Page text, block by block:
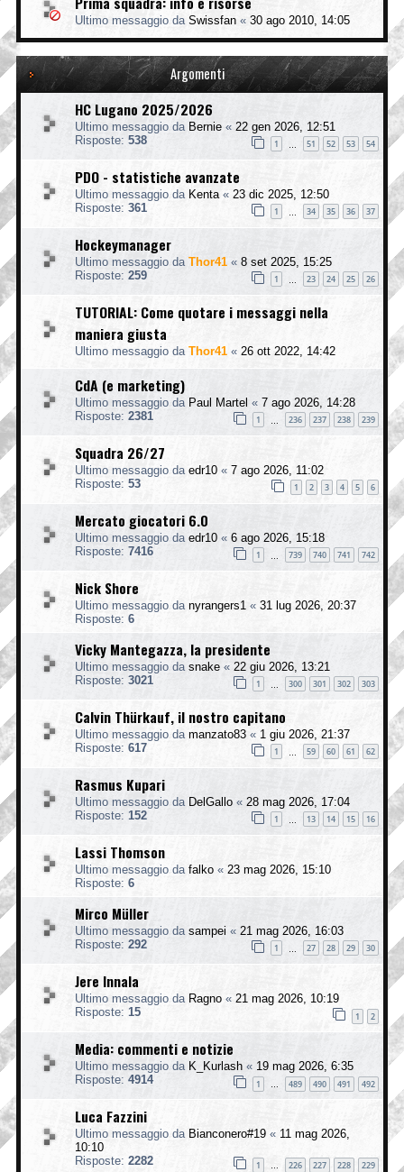
Ultimo messaggio da Swissfan « 30 ago 2010, 14:05
Argomenti
HC Lugano 2025/2026
Ultimo messaggio da Bernie « 22 gen 2026, 12:51
Risposte: 538 1 51 52 53 54
PDO - statistiche avanzate
Ultimo messaggio da Kenta « 23 dic 2025, 12:50
Risposte: 361 1 34 35 36 37
Hockeymanager
Ultimo messaggio da Thor41 « 8 set 2025, 15:25
Risposte: 259 1 23 24 25 26
TUTORIAL: Come quotare i messaggi nella
maniera giusta
Ultimo messaggio da Thor41 « 26 ott 2022, 14:42
CdA (e marketing)
Ultimo messaggio da Paul Martel « 7 ago 2026, 14:28
Risposte: 2381 1 236 237 238 239
Squadra 26/27
Ultimo messaggio da edr10 « 7 ago 2026, 11:02
Risposte: 53 1 2 3 4 5 6
Mercato giocatori 6.0
Ultimo messaggio da edr10 « 6 ago 2026, 15:18
Risposte: 7416 1 739 740 741 742
Nick Shore
Ultimo messaggio da nyrangers1 « 31 lug 2026, 20:37
Risposte: 6
Vicky Mantegazza, la presidente
Ultimo messaggio da snake « 22 giu 2026, 13:21
Risposte: 3021 1 300 301 302 303
Calvin Thürkauf, il nostro capitano
Ultimo messaggio da manzato83 « 1 giu 2026, 21:37
Risposte: 617 1 59 60 61 62
Rasmus Kupari
Ultimo messaggio da DelGallo « 28 mag 2026, 17:04
Risposte: 152 1 13 14 15 16
Lassi Thomson
Ultimo messaggio da falko « 23 mag 2026, 15:10
Risposte: 6
Mirco Müller
Ultimo messaggio da sampei « 21 mag 2026, 16:03
Risposte: 292 1 27 28 29 30
Jere Innala
Ultimo messaggio da Ragno « 21 mag 2026, 10:19
Risposte: 15 1 2
Media: commenti e notizie
Ultimo messaggio da K_Kurlash « 19 mag 2026, 6:35
Risposte: 4914 1 … 489 490 491 492
Luca Fazzini
Ultimo messaggio da Bianconero#19 « 11 mag 2026,
10:10
Risposte: 2282 1 … 226 227 228 229